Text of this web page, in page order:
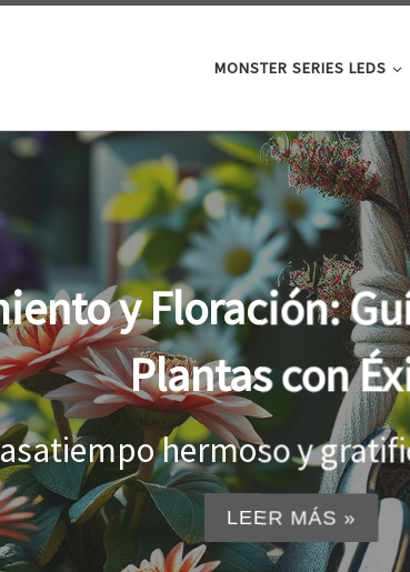
MONSTER SERIES LEDS
la clave
tus plantas
el interior, es importante
...
LEER MÁS »